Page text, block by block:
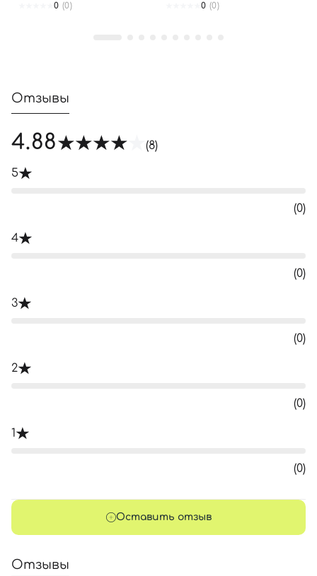
0 (0)
0 (0)
Отзывы
4.88 (8)
5
(0)
4
(0)
3
(0)
2
(0)
1
(0)
Оставить отзыв
Отзывы